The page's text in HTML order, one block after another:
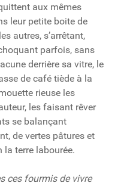
aux mêmes
leur petite boite de
autres, s’arrêtant,
parfois, sans
derrière sa vitre, le
de café tiède à la
rieuse les
les faisant rêver
se balançant
de vertes pâtures et
terre labourée.
ces fourmis de vivre